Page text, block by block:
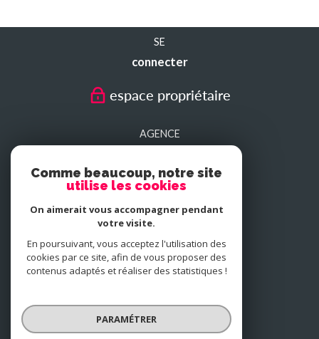
SE
connecter
espace propriétaire
AGENCE
CHARLEVILLE-MEZIERES
NOUS
Comme beaucoup, notre site
utilise les cookies
On aimerait vous accompagner pendant
votre visite.
En poursuivant, vous acceptez l'utilisation des
cookies par ce site, afin de vous proposer des
contenus adaptés et réaliser des statistiques !
PARAMÉTRER